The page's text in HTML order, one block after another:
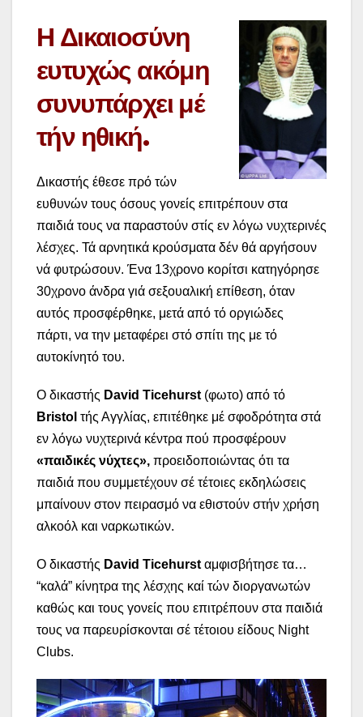
Η Δικαιοσύνη
ευτυχώς ακόμη
συνυπάρχει μέ
τήν ηθική.
Δικαστής έθεσε πρό τών
ευθυνών τους όσους γονείς επιτρέπουν στα
παιδιά τους να παραστούν στίς εν λόγω νυχτερινές
λέσχες. Τά αρνητικά κρούσματα δέν θά αργήσουν
νά φυτρώσουν. Ένα 13χρονο κορίτσι κατηγόρησε
30χρονο άνδρα γιά σεξουαλική επίθεση, όταν
αυτός προσφέρθηκε, μετά από τό οργιώδες
πάρτι, να την μεταφέρει στό σπίτι της με τό
αυτοκίνητό του.
Ο δικαστής David Ticehurst(φωτο) από τό
Bristol τής Αγγλίας, επιτέθηκε μέ σφοδρότητα στά
εν λόγω νυχτερινά κέντρα πού προσφέρουν
«παιδικές νύχτες», προειδοποιώντας ότι τα
παιδιά που συμμετέχουν σέ τέτοιες εκδηλώσεις
μπαίνουν στον πειρασμό να εθιστούν στήν χρήση
αλκοόλ και ναρκωτικών.
Ο δικαστής David Ticehurstαμφισβήτησε τα…
“καλά” κίνητρα της λέσχης καί τών διοργανωτών
καθώς και τους γονείς που επιτρέπουν στα παιδιά
τους να παρευρίσκονται σέ τέτοιου είδους Night
Clubs.